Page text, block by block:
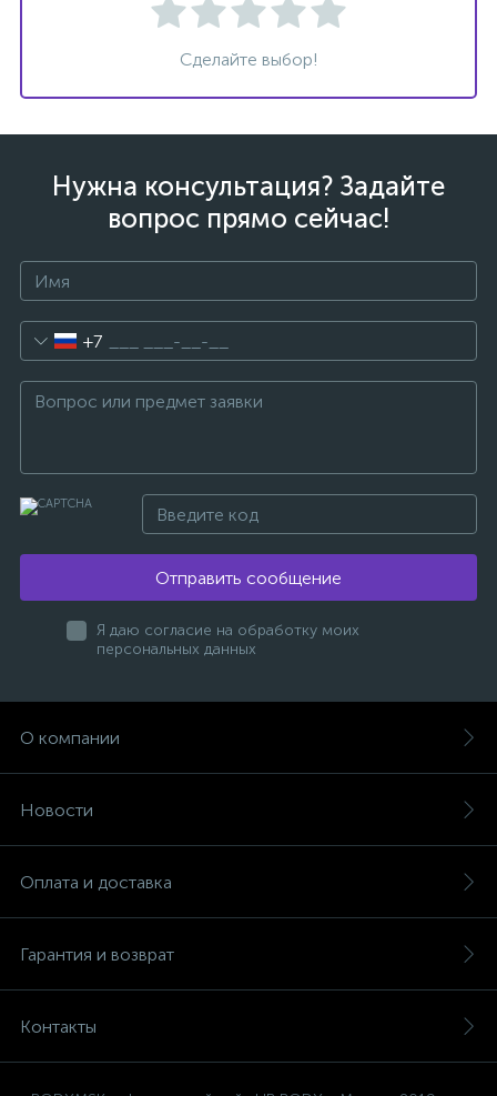
Сделайте выбор!
Нужна консультация? Задайте
вопрос прямо сейчас!
+7
Отправить сообщение
Я даю согласие на обработку моих
персональных данных
О компании
Новости
Оплата и доставка
Гарантия и возврат
Контакты